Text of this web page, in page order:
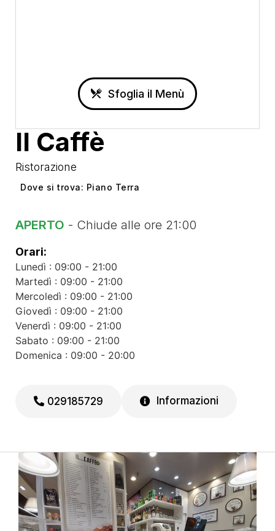
Sfoglia il Menù
Il Caffè
Ristorazione
Dove si trova: Piano Terra
APERTO - Chiude alle ore 21:00
Orari:
Lunedì : 09:00 - 21:00
Martedì : 09:00 - 21:00
Mercoledì : 09:00 - 21:00
Giovedì : 09:00 - 21:00
Venerdì : 09:00 - 21:00
Sabato : 09:00 - 21:00
Domenica : 09:00 - 20:00
029185729 Informazioni